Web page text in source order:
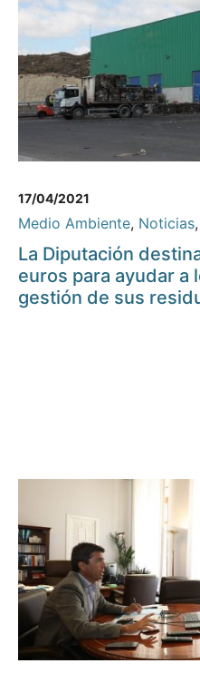
17/04/2021
Medio Ambiente, Noticias,
La Diputación
euros para ayudar a
gestión de sus